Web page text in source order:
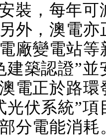
裝，每年可
外，澳電亦
廠變電站等
建築認證”並
電正於路環
光伏系統”項
分電能消耗